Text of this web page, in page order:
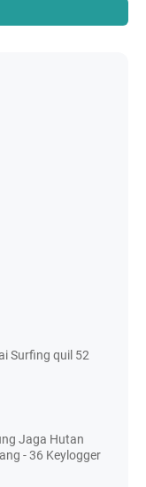
Surfing quil 52
Jaga Hutan
- 36 Keylogger